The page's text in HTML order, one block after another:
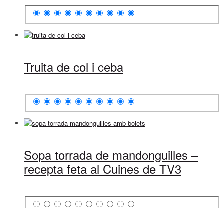
Truita de col i ceba
Sopa torrada de mandonguilles –
recepta feta al Cuines de TV3